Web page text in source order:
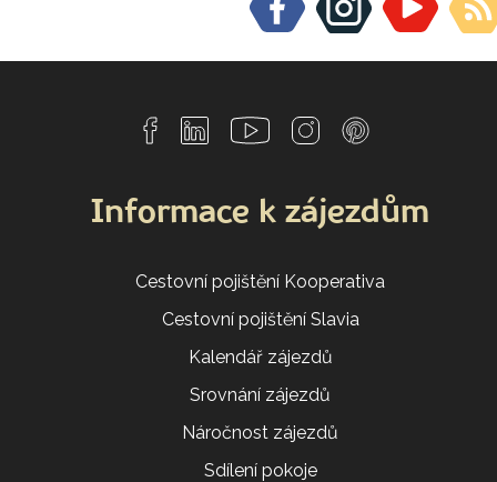
Informace k zájezdům
Cestovní pojištění Kooperativa
Cestovní pojištění Slavia
Kalendář zájezdů
Srovnání zájezdů
Náročnost zájezdů
Sdílení pokoje